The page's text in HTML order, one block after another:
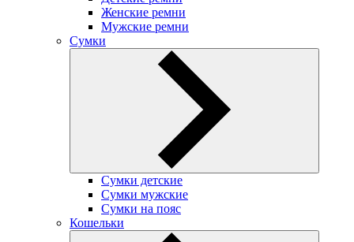
Женские ремни
Мужские ремни
Сумки
Сумки детские
Сумки мужские
Сумки на пояс
Кошельки